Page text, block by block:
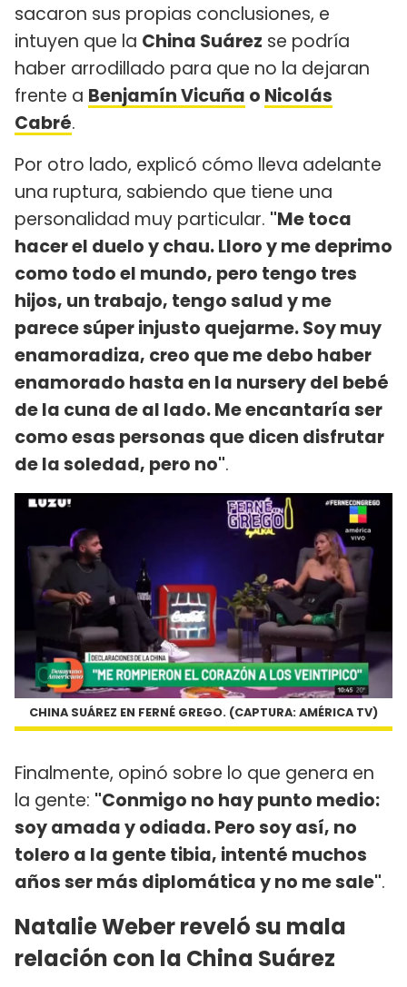
sacaron sus propias conclusiones, e
intuyen que la China Suárez se podría
haber arrodillado para que no la dejaran
frente a Benjamín Vicuña o Nicolás
Cabré.
Por otro lado, explicó cómo lleva adelante
una ruptura, sabiendo que tiene una
personalidad muy particular. "Me toca
hacer el duelo y chau. Lloro y me deprimo
como todo el mundo, pero tengo tres
hijos, un trabajo, tengo salud y me
parece súper injusto quejarme. Soy muy
enamoradiza, creo que me debo haber
enamorado hasta en la nursery del bebé
de la cuna de al lado. Me encantaría ser
como esas personas que dicen disfrutar
de la soledad, pero no".
CHINA SUÁREZ EN FERNÉ GREGO. (CAPTURA: AMÉRICA TV)
Finalmente, opinó sobre lo que genera en
la gente: "Conmigo no hay punto medio:
soy amada y odiada. Pero soy así, no
tolero a la gente tibia, intenté muchos
años ser más diplomática y no me sale".
Natalie Weber reveló su mala
relación con la China Suárez